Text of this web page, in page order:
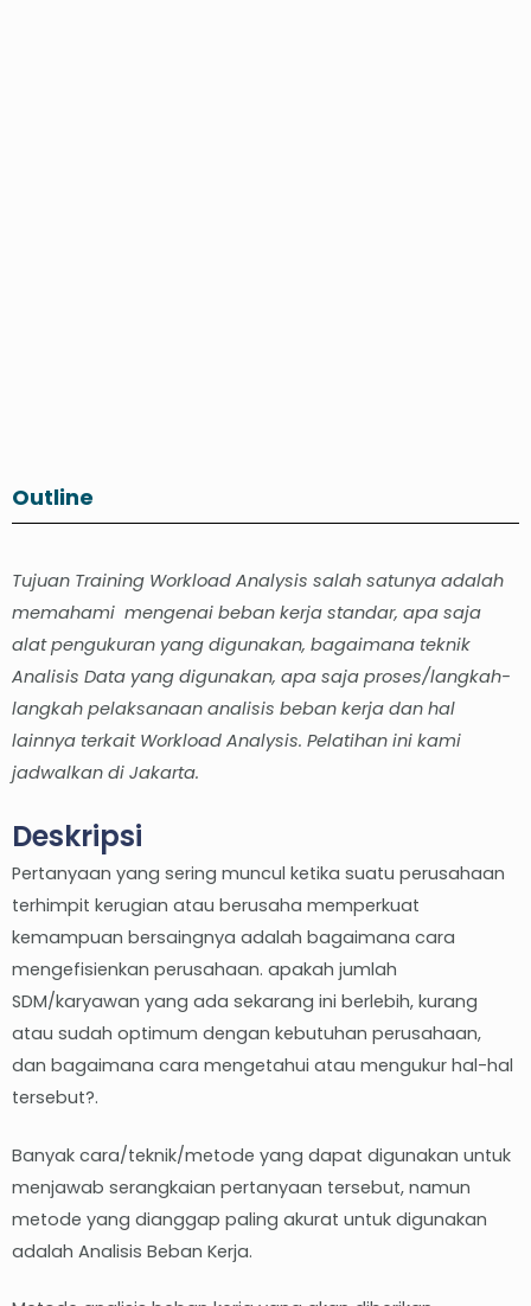
Outline
Tujuan Training Workload Analysis salah satunya adalah
memahami mengenai beban kerja standar, apa saja
alat pengukuran yang digunakan, bagaimana teknik
Analisis Data yang digunakan, apa saja proses/langkah-
langkah pelaksanaan analisis beban kerja dan hal
lainnya terkait Workload Analysis. Pelatihan ini kami
jadwalkan di Jakarta.
Deskripsi
Pertanyaan yang sering muncul ketika suatu perusahaan
terhimpit kerugian atau berusaha memperkuat
kemampuan bersaingnya adalah bagaimana cara
mengefisienkan perusahaan. apakah jumlah
SDM/karyawan yang ada sekarang ini berlebih, kurang
atau sudah optimum dengan kebutuhan perusahaan,
dan bagaimana cara mengetahui atau mengukur hal-hal
tersebut?.
Banyak cara/teknik/metode yang dapat digunakan untuk
menjawab serangkaian pertanyaan tersebut, namun
metode yang dianggap paling akurat untuk digunakan
adalah Analisis Beban Kerja.